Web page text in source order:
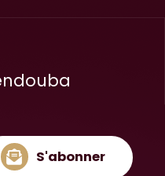
S'abonner